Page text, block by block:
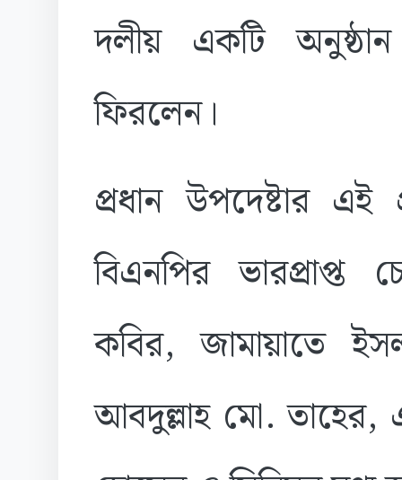
দলীয় একটি
ফিরলেন।
প্রধান উপদেষ্টার
বিএনপির ভারপ্রাপ্ত
কবির, জামায়াতে
আবদুল্লাহ মো.